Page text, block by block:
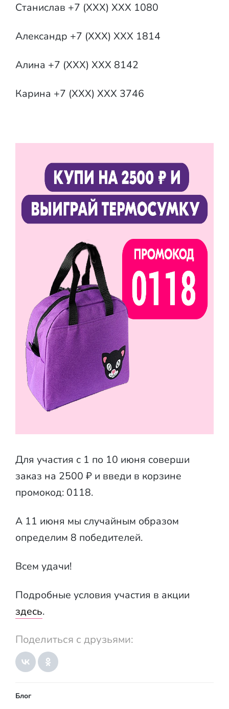
Станислав +7 (XXX) XXX 1080
Александр +7 (XXX) XXX 1814
Алина +7 (XXX) XXX 8142
Карина +7 (XXX) XXX 3746
Для участия с 1 по 10 июня соверши
заказ на 2500 ₽ и введи в корзине
промокод: 0118.
А 11 июня мы случайным образом
определим 8 победителей.
Всем удачи!
Подробные условия участия в акции
здесь.
Поделиться с друзьями:
Блог